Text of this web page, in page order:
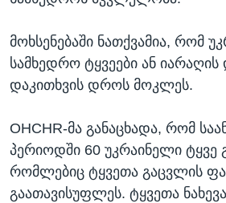
მოხსენებაში ნათქვამია, რომ
სამხედრო ტყვეები ან იარაღის
დაკითხვის დროს მოკლეს.
OHCHR-მა განაცხადა, რომ
პერიოდში 60 უკრაინელი ტყვე
რომლებიც ტყვეთა გაცვლის
გაათავისუფლეს. ტყვეთა